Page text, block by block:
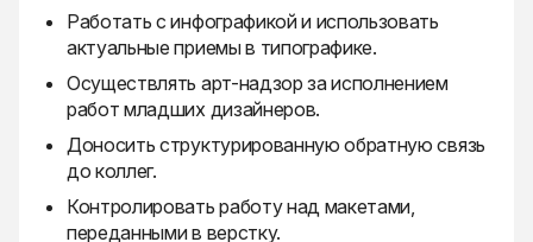
Работать с инфографикой и использовать
актуальные приемы в типографике.
Осуществлять арт-надзор за исполнением
работ младших дизайнеров.
Доносить структурированную обратную связь
до коллег.
Контролировать работу над макетами,
переданными в верстку.